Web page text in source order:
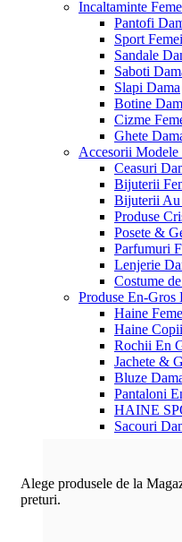
Incaltaminte
Pantofi
Sport Femei
Sandale
Saboti
Slapi Dama
Botine
Cizme
Ghete
Accesorii Modele
Ceasuri
Bijuterii
Bijuterii
Produse
Posete &
Parfumuri
Lenjerie
Costume
Produse En-Gros
Haine
Haine
Rochii En
Jachete &
Bluze
Pantaloni
HAINE
Sacouri
Alege produsele de la
preturi.